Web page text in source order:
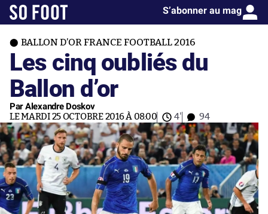
S’abonner au mag
BALLON D’OR FRANCE FOOTBALL 2016
Les cinq oubliés du
Ballon d’or
Par Alexandre Doskov
LE MARDI 25 OCTOBRE 2016 À 08:00 4' 94